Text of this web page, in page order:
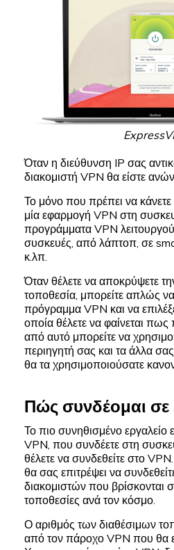
Όταν η διεύθυνση IP σας
διακομιστή VPN θα είστε
Το μόνο που πρέπει να κάνετε
μία εφαρμογή VPN στη
προγράμματα VPN
συσκευές, από λάπτοπ, σε
κ.λπ.
Όταν θέλετε να αποκρύψετε
τοποθεσία, μπορείτε απλώς να
πρόγραμμα VPN και να
οποία θέλετε να φαίνεται
από αυτό μπορείτε να
περιηγητή σας και τα άλλα
θα τα χρησιμοποιούσατε
Πώς συνδέομαι σε
Το πιο συνηθισμένο εργαλείο
VPN, που συνδέετε στη
θέλετε να συνδεθείτε στο
θα σας επιτρέψει να
διακομιστών που βρίσκονται
τοποθεσίες ανά τον κόσμο.
Ο αριθμός των διαθέσιμων
από τον πάροχο VPN που θα